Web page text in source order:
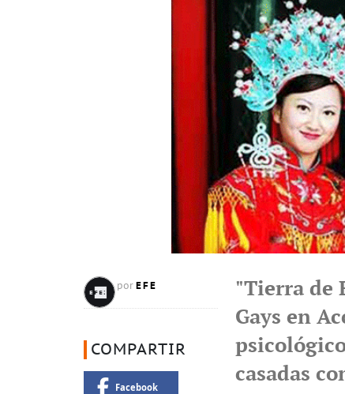
por EFE
COMPARTIR
Facebook
"Tierra de
Gays en
casadas